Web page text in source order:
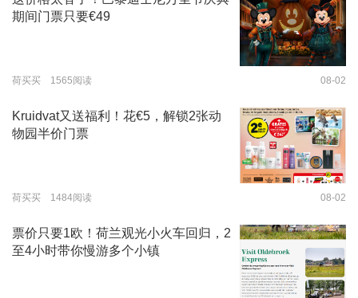
期间门票只要€49
荷买买 1565阅读 08-02
Kruidvat又送福利！花€5，解锁2张动
物园半价门票
荷买买 1484阅读 08-02
票价只要1欧！荷兰观光小火车回归，2
至4小时带你慢游多个小镇